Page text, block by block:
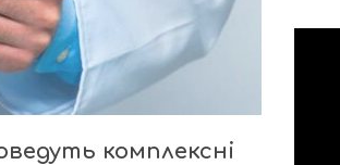
комплексні